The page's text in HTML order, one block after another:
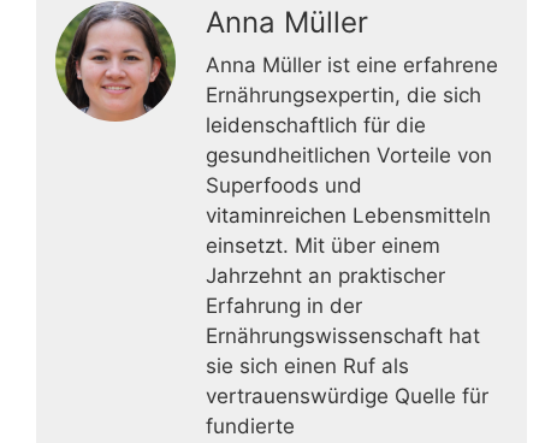
Anna Müller
Anna Müller ist eine erfahrene
Ernährungsexpertin, die sich
leidenschaftlich für die
gesundheitlichen Vorteile von
Superfoods und
vitaminreichen Lebensmitteln
einsetzt. Mit über einem
Jahrzehnt an praktischer
Erfahrung in der
Ernährungswissenschaft hat
sie sich einen Ruf als
vertrauenswürdige Quelle für
fundierte